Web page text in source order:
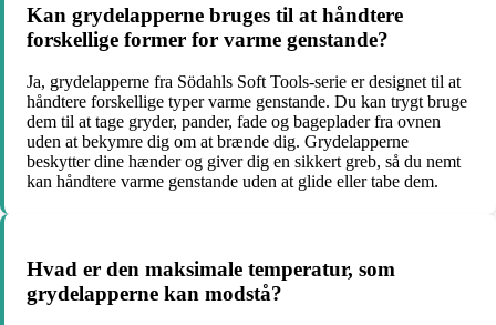
Kan grydelapperne bruges til at håndtere
forskellige former for varme genstande?
Ja, grydelapperne fra Södahls Soft Tools-serie er designet til at
håndtere forskellige typer varme genstande. Du kan trygt bruge
dem til at tage gryder, pander, fade og bageplader fra ovnen
uden at bekymre dig om at brænde dig. Grydelapperne
beskytter dine hænder og giver dig en sikkert greb, så du nemt
kan håndtere varme genstande uden at glide eller tabe dem.
Hvad er den maksimale temperatur, som
grydelapperne kan modstå?